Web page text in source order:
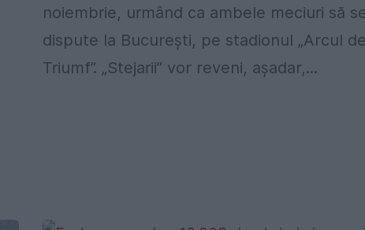
noiembrie, urmând ca ambele meciuri să
dispute la București, pe stadionul „Arcul
Triumf”. „Stejarii” vor reveni, așadar,...